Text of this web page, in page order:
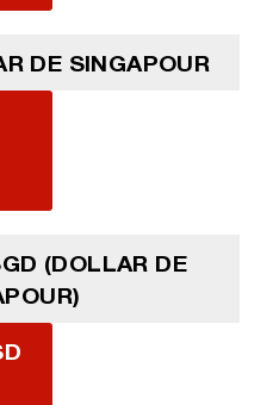
DE SINGAPOUR
(DOLLAR DE